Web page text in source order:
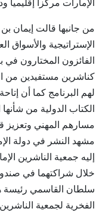
من جانبها قالت إيمان
الإستراتيجية والأسواق
الفائزون المختارون في
كناشرين مستفيدين من
لهم البرنامج كما أن
الكتاب الدولية من
مسارهم المهني وتعزيز
مشهد النشر في دولة
إليه جمعية الناشرين
خلال شراكتهما في
سلطان القاسمي رئيسة
الفخرية لجمعية الناشرين